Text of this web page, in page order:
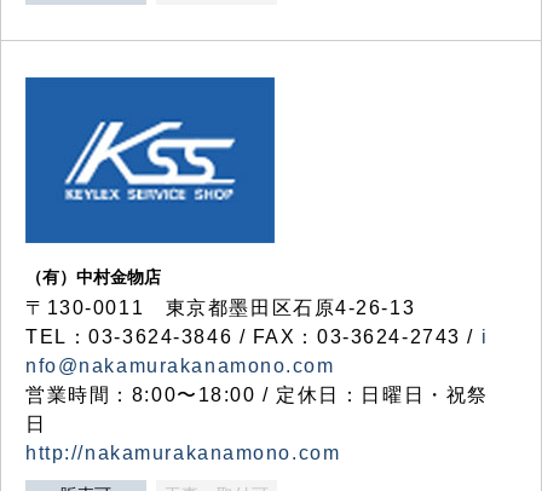
（有）中村金物店
〒130-0011 東京都墨田区石原4-26-13
TEL：03-3624-3846 / FAX：03-3624-2743 / i
nfo@nakamurakanamono.com
営業時間：8:00〜18:00 / 定休日：日曜日・祝祭
日
http://nakamurakanamono.com